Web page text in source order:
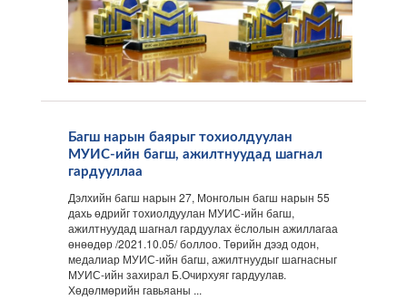
Багш нарын баярыг тохиолдуулан
МУИС-ийн багш, ажилтнуудад шагнал
гардууллаа
Дэлхийн багш нарын 27, Монголын багш нарын 55
дахь өдрийг тохиолдуулан МУИС-ийн багш,
ажилтнуудад шагнал гардуулах ёслолын ажиллагаа
өнөөдөр /2021.10.05/ боллоо. Төрийн дээд одон,
медалиар МУИС-ийн багш, ажилтнуудыг шагнасныг
МУИС-ийн захирал Б.Очирхуяг гардуулав.
Хөдөлмөрийн гавьяаны ...